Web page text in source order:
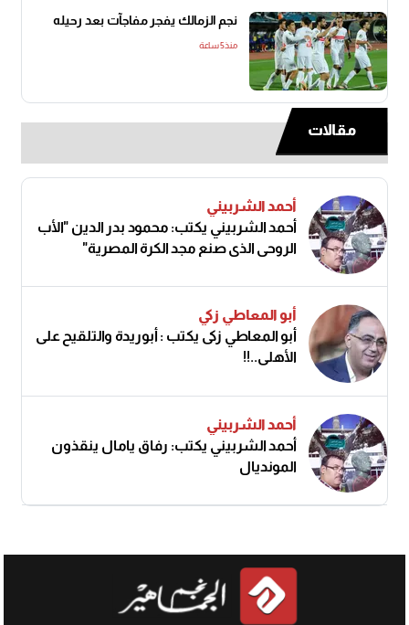
نجم الزمالك يفجر مفاجآت بعد رحيله
منذ5 ساعة
مقالات
أحمد الشربيني
أحمد الشربيني يكتب: محمود بدر الدين "الأب
الروحي الذي صنع مجد الكرة المصرية"
أبو المعاطي زكي
أبو المعاطي زكى يكتب : أبوريدة والتلقيح على
الأهلى..!!
أحمد الشربيني
أحمد الشربيني يكتب: رفاق يامال ينقذون
المونديال